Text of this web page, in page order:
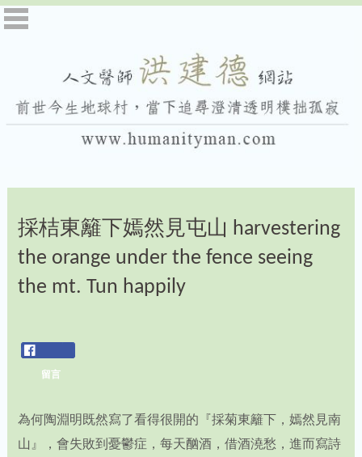
採桔東籬下嫣然見屯山 harvestering
the orange under the fence seeing
the mt. Tun happily
留言
為何陶淵明既然寫了看得很開的『採菊東籬下，嫣然見南
山』，會失敗到憂鬱症，每天酗酒，借酒澆愁，進而寫詩